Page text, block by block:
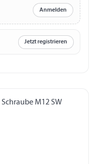
Anmelden
Jetzt registrieren